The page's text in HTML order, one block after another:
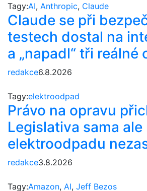
Tagy:AI, Anthropic, Claude
Claude se při
testech dostal na
a „napadl“ tři reálné
redakce6.8.2026
Tagy:elektroodpad
Právo na opravu
Legislativa sama
elektroodpadu
redakce3.8.2026
Tagy:Amazon, AI, Jeff Bezos